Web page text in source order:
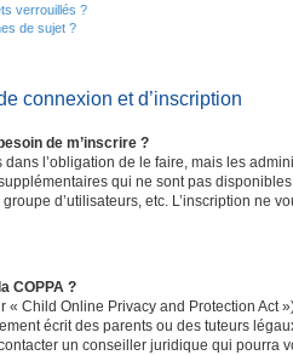
verrouillés ?
de sujet ?
connexion et d’inscription
de m’inscrire ?
dans l’obligation de le faire, mais les
qui ne sont pas
groupe d’utilisateurs, etc. L’inscription ne
COPPA ?
« Child Online Privacy and Protection
écrit des parents ou des tuteurs
un conseiller juridique qui pourra